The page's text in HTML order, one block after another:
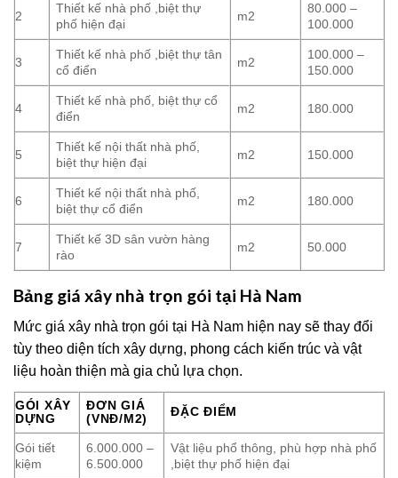
2
Thiết kế nhà phố ,biệt thự
phố hiện đại
m2
80.000 –
100.000
3
Thiết kế nhà phố ,biệt thự tân
cổ điển
m2
100.000 –
150.000
4
Thiết kế nhà phố, biệt thự cổ
điển
m2 180.000
5
Thiết kế nội thất nhà phố,
biệt thự hiện đại
m2 150.000
6
Thiết kế nội thất nhà phố,
biệt thự cổ điển
m2 180.000
7
Thiết kế 3D sân vườn hàng
rào
m2 50.000
Bảng giá xây nhà trọn gói tại Hà Nam
Mức giá xây nhà trọn gói tại Hà Nam hiện nay sẽ thay đổi
tùy theo diện tích xây dựng, phong cách kiến trúc và vật
liệu hoàn thiện mà gia chủ lựa chọn.
GÓI XÂY
DỰNG
ĐƠN GIÁ
(VNĐ/M2)
ĐẶC ĐIỂM
Gói tiết
kiệm
6.000.000 –
6.500.000
Vật liệu phổ thông, phù hợp nhà phố
,biệt thự phố hiện đại